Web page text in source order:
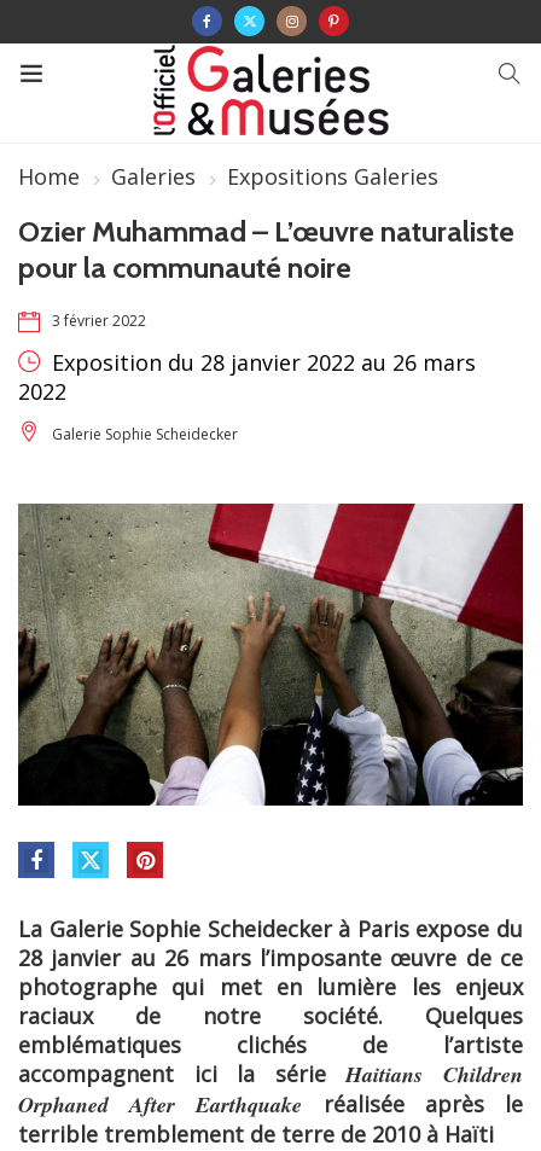
Home Galeries Expositions Galeries
Ozier Muhammad – L’œuvre naturaliste
pour la communauté noire
3 février 2022
Exposition du 28 janvier 2022 au 26 mars
2022
Galerie Sophie Scheidecker
La Galerie Sophie Scheidecker à Paris expose du
28 janvier au 26 mars l’imposante œuvre de ce
photographe qui met en lumière les enjeux
raciaux de notre société. Quelques
emblématiques clichés de l’artiste
accompagnent ici la sérieHaitians Children
Orphaned After Earthquake
réalisée après le
terrible tremblement de terre de 2010 à Haïti